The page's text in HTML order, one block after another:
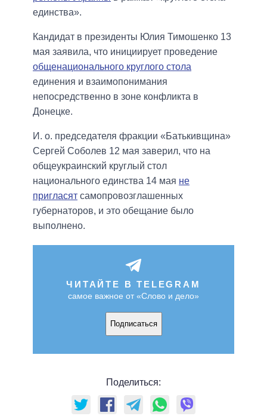
единства».
Кандидат в президенты Юлия Тимошенко 13
мая заявила, что инициирует проведение
общенационального круглого стола
единения и взаимопонимания
непосредственно в зоне конфликта в
Донецке.
И. о. председателя фракции «Батькивщина»
Сергей Соболев 12 мая заверил, что на
общеукраинский круглый стол
национального единства 14 мая не
пригласят самопровозглашенных
губернаторов, и это обещание было
выполнено.
ЧИТАЙТЕ В TELEGRAM
самое важное от «Слово и дело»
Подписаться
Поделиться: